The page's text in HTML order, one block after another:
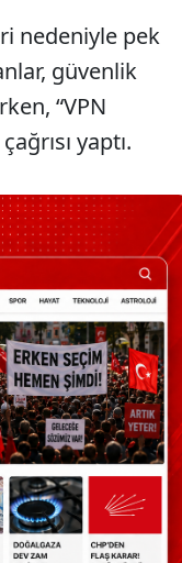
nedeniyle pek
güvenlik
“VPN
yaptı.